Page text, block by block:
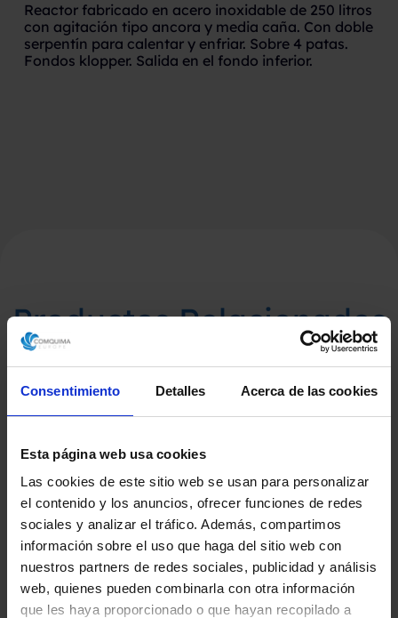
Consentimiento Detalles Acerca de las cookies
Esta página web usa cookies
Las cookies de este sitio web se usan para personalizar
el contenido y los anuncios, ofrecer funciones de redes
sociales y analizar el tráfico. Además, compartimos
información sobre el uso que haga del sitio web con
nuestros partners de redes sociales, publicidad y análisis
web, quienes pueden combinarla con otra información
que les haya proporcionado o que hayan recopilado a
Reactor fabricado en acero inoxidable de 250 litros
con agitación tipo ancora y media caña. Con doble
serpentín para calentar y enfriar. Sobre 4 patas.
Fondos klopper. Salida en el fondo inferior.
Productos Relacionados